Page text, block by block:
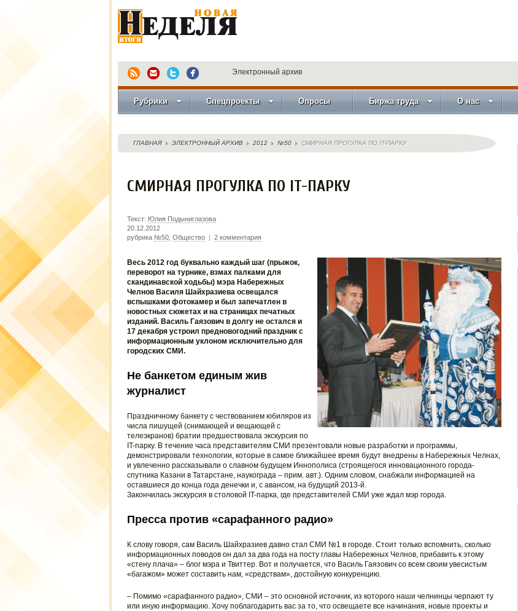
Электронный архив
Рубрики Спецпроекты Опросы Биржа труда О нас
ГЛАВНАЯ ЭЛЕКТРОННЫЙ АРХИВ 2012 №50 СМИРНАЯ ПРОГУЛКА ПО IT-ПАРКУ
СМИРНАЯ ПРОГУЛКА ПО IT-ПАРКУ
Текст: Юлия Подыниглазова
20.12.2012
рубрика №50, Общество | 2 комментария
Весь 2012 год буквально каждый шаг (прыжок,
переворот на турнике, взмах палками для
скандинавской ходьбы) мэра Набережных
Челнов Василя Шайхразиева освещался
вспышками фотокамер и был запечатлен в
новостных сюжетах и на страницах печатных
изданий. Василь Гаязович в долгу не остался и
17 декабря устроил предновогодний праздник с
информационным уклоном исключительно для
городских СМИ.
Не банкетом единым жив
журналист
Праздничному банкету с чествованием юбиляров из
числа пишущей (снимающей и вещающей с
телеэкранов) братии предшествовала экскурсия по
IT-парку. В течение часа представителям СМИ презентовали новые разработки и программы,
демонстрировали технологии, которые в самое ближайшее время будут внедрены в Набережных Челнах,
и увлеченно рассказывали о славном будущем Иннополиса (строящегося инновационного города-
спутника Казани в Татарстане, наукограда – прим. авт.). Одним словом, снабжали информацией на
оставшиеся до конца года денечки и, с авансом, на будущий 2013-й.
Закончилась экскурсия в столовой IT-парка, где представителей СМИ уже ждал мэр города.
Пресса против «сарафанного радио»
К слову говоря, сам Василь Шайхразиев давно стал СМИ №1 в городе. Стоит только вспомнить, сколько
информационных поводов он дал за два года на посту главы Набережных Челнов, прибавить к этому
«стену плача» – блог мэра и Твиттер. Вот и получается, что Василь Гаязович со всем своим увесистым
«багажом» может составить нам, «средствам», достойную конкуренцию.
– Помимо «сарафанного радио», СМИ – это основной источник, из которого наши челнинцы черпают ту
или иную информацию. Хочу поблагодарить вас за то, что освещаете все начинания, новые проекты и